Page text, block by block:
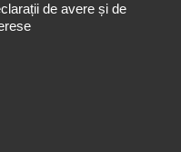
de avere și de